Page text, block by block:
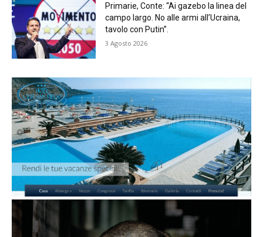
Primarie, Conte: “Ai gazebo la linea del
campo largo. No alle armi all’Ucraina,
tavolo con Putin”.
3 Agosto 2026